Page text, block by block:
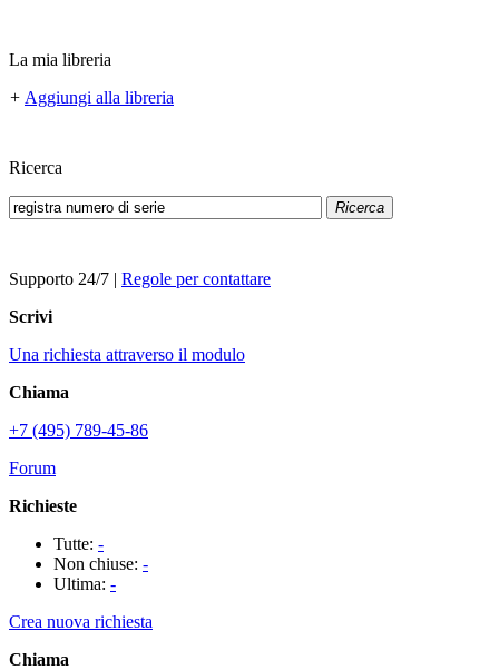
La mia libreria
+ Aggiungi alla libreria
Ricerca
Ricerca
Supporto 24/7 | Regole per contattare
Scrivi
Una richiesta attraverso il modulo
Chiama
+7 (495) 789-45-86
Forum
Richieste
Tutte: -
Non chiuse: -
Ultima: -
Crea nuova richiesta
Chiama